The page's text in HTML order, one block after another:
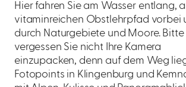
Hier fahren Sie am Wasser entlang,
vitaminreichen Obstlehrpfad vorbei
durch Naturgebiete und Moore. Bitte
vergessen Sie nicht Ihre Kamera
einzupacken, denn auf dem Weg
Fotopoints in Klingenburg und